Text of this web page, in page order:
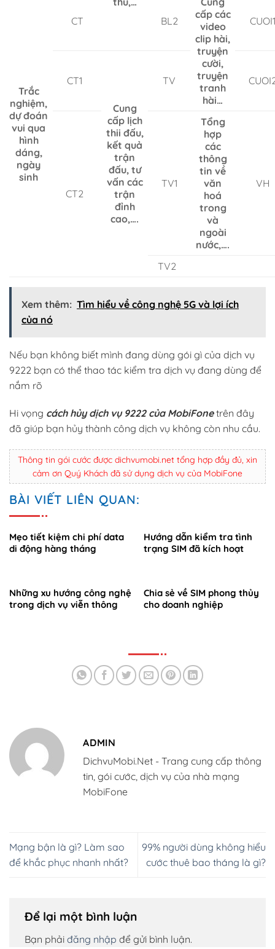
Trắc
nghiệm,
dự đoán
vui qua
hình
dáng,
ngày
sinh
CT BL2
cấp các
video
clip hài,
truyện
cười,
truyện
tranh
hài…
CT1
Cung
cấp lịch
thii đấu,
kết quả
trận
đấu, tư
vấn các
trận
đỉnh
cao,….
TV
CT2
TV1
Tổng
hợp
các
thông
tin về
văn
hoá
trong
và
ngoài
nước,….
VH
TV2
Xem thêm: Tìm hiểu về công nghệ 5G và lợi ích
của nó
Nếu bạn không biết mình đang dùng gói gì của dịch vụ
9222 bạn có thể thao tác kiểm tra dịch vụ đang dùng để
nắm rõ
Hi vọng cách hủy dịch vụ 9222 của MobiFone trên đây
đã giúp bạn hủy thành công dịch vụ không còn nhu cầu.
Thông tin gói cước được dichvumobi.net tổng hợp đầy đủ, xin
cảm ơn Quý Khách đã sử dụng dịch vụ của MobiFone
BÀI VIẾT LIÊN QUAN:
Mẹo tiết kiệm chi phí data
di động hàng tháng
Hướng dẫn kiểm tra tình
trạng SIM đã kích hoạt
Những xu hướng công nghệ
trong dịch vụ viễn thông
Chia sẻ về SIM phong thủy
cho doanh nghiệp
ADMIN
DichvuMobi.Net - Trang cung cấp thông
tin, gói cước, dịch vụ của nhà mạng
MobiFone
Mạng bận là gì? Làm sao
để khắc phục nhanh nhất?
99% người dùng không hiểu
cước thuê bao tháng là gì?
Để lại một bình luận
Bạn phải đăng nhập để gửi bình luận.